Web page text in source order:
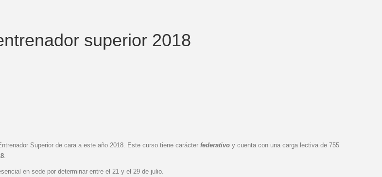
superior 2018
Superior de cara a este año 2018. Este curso tiene carácter federativo y cuenta con una carga lectiva de 755
.
en sede por determinar entre el 21 y el 29 de julio.